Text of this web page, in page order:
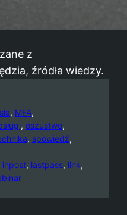
z
źródła wiedzy.
, MFA,
, oszustwo,
, spowiedź,
inpost, lastpass, link,